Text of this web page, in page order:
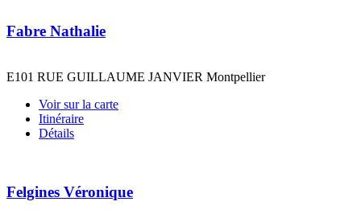
Fabre Nathalie
E101 RUE GUILLAUME JANVIER Montpellier
Voir sur la carte
Itinéraire
Détails
Felgines Véronique